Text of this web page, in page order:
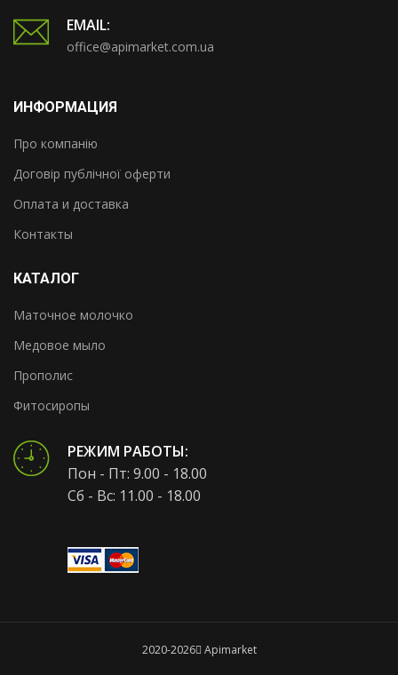
EMAIL:
office@apimarket.com.ua
ИНФОРМАЦИЯ
Про компанію
Договір публічної оферти
Оплата и доставка
Контакты
КАТАЛОГ
Маточное молочко
Медовое мыло
Прополис
Фитосиропы
РЕЖИМ РАБОТЫ:
Пон - Пт: 9.00 - 18.00
Сб - Вс: 11.00 - 18.00
2020-2026 Apimarket